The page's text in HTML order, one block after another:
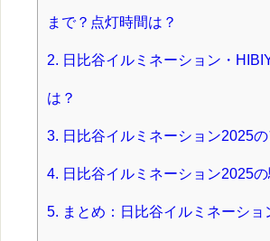
まで？点灯時間は？
2. 日比谷イルミネーション・
は？
3. 日比谷イルミネーション2025
4. 日比谷イルミネーション2025の
5. まとめ：日比谷イルミネーシ